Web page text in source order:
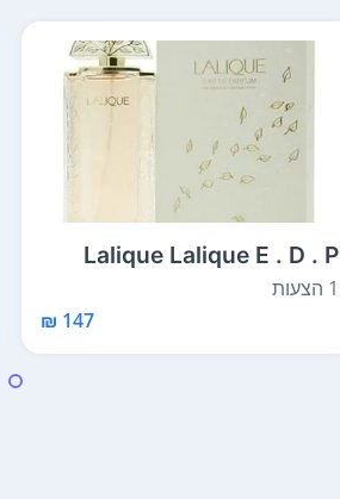
Lalique Lalique E . D . P
100 ml
1 הצעות
147 ₪